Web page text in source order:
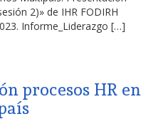
2)» de IHR FODIRH
Informe_Liderazgo […]
procesos HR en